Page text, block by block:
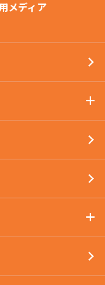
メディア